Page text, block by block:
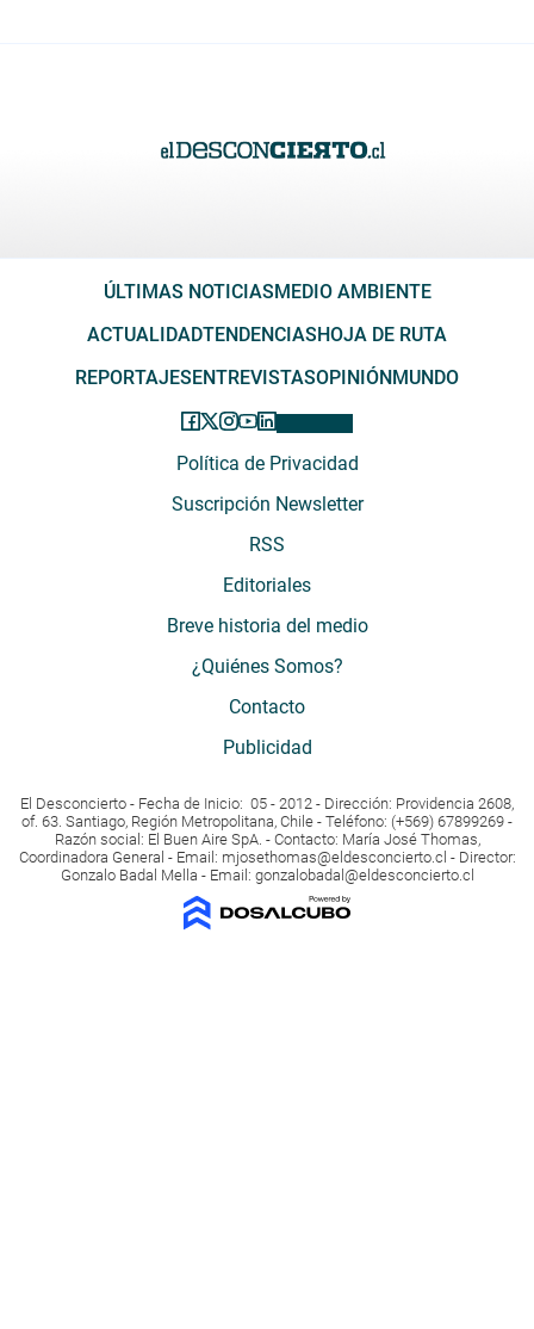
ÚLTIMAS NOTICIAS MEDIO AMBIENTE
ACTUALIDADTENDENCIAS HOJA DE RUTA
REPORTAJES ENTREVISTASOPINIÓN MUNDO
Política de Privacidad
Suscripción Newsletter
RSS
Editoriales
Breve historia del medio
¿Quiénes Somos?
Contacto
Publicidad
El Desconcierto - Fecha de Inicio: 05 - 2012 - Dirección: Providencia 2608,
of. 63. Santiago, Región Metropolitana, Chile - Teléfono: (+569) 67899269 -
Razón social: El Buen Aire SpA. - Contacto: María José Thomas,
Coordinadora General - Email: mjosethomas@eldesconcierto.cl - Director:
Gonzalo Badal Mella - Email: gonzalobadal@eldesconcierto.cl